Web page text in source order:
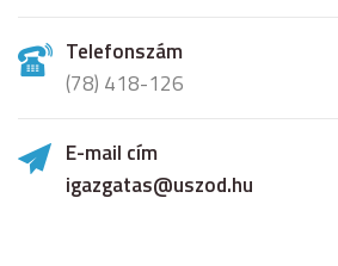
Telefonszám
(78) 418-126
E-mail cím
igazgatas@uszod.hu